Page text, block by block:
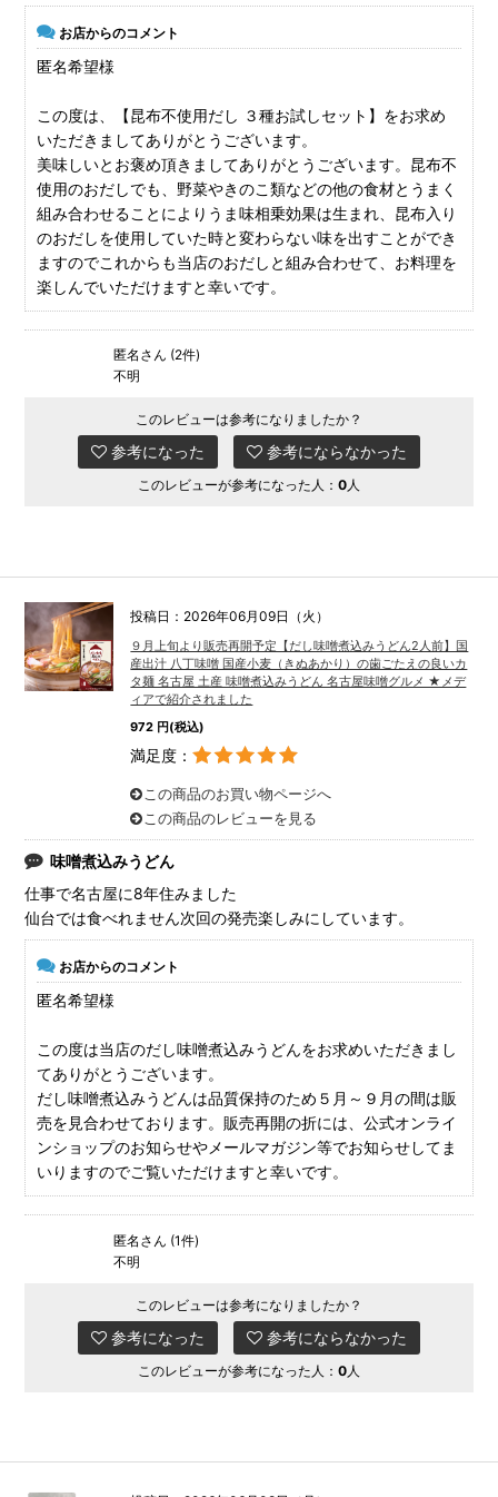
お店からのコメント
匿名希望様
この度は、【昆布不使用だし ３種お試しセット】をお求め
いただきましてありがとうございます。
美味しいとお褒め頂きましてありがとうございます。昆布不
使用のおだしでも、野菜やきのこ類などの他の食材とうまく
組み合わせることによりうま味相乗効果は生まれ、昆布入り
のおだしを使用していた時と変わらない味を出すことができ
ますのでこれからも当店のおだしと組み合わせて、お料理を
楽しんでいただけますと幸いです。
匿名さん (2件)
不明
このレビューは参考になりましたか？
参考になった 参考にならなかった
このレビューが参考になった人： 0人
投稿日：2026年06月09日（火）
９月上旬より販売再開予定【だし味噌煮込みうどん2人前】国
産出汁 八丁味噌 国産小麦（きぬあかり）の歯ごたえの良いカ
タ麺 名古屋 土産 味噌煮込みうどん 名古屋味噌グルメ ★メデ
ィアで紹介されました
972 円(税込)
満足度：
この商品のお買い物ページへ
この商品のレビューを見る
味噌煮込みうどん
仕事で名古屋に8年住みました
仙台では食べれません次回の発売楽しみにしています。
お店からのコメント
匿名希望様
この度は当店のだし味噌煮込みうどんをお求めいただきまし
てありがとうございます。
だし味噌煮込みうどんは品質保持のため５月～９月の間は販
売を見合わせております。販売再開の折には、公式オンライ
ンショップのお知らせやメールマガジン等でお知らせしてま
いりますのでご覧いただけますと幸いです。
匿名さん (1件)
不明
このレビューは参考になりましたか？
参考になった 参考にならなかった
このレビューが参考になった人： 0 人